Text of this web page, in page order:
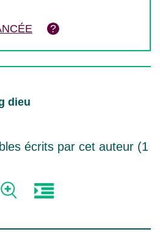
dieu
écrits par cet auteur (1